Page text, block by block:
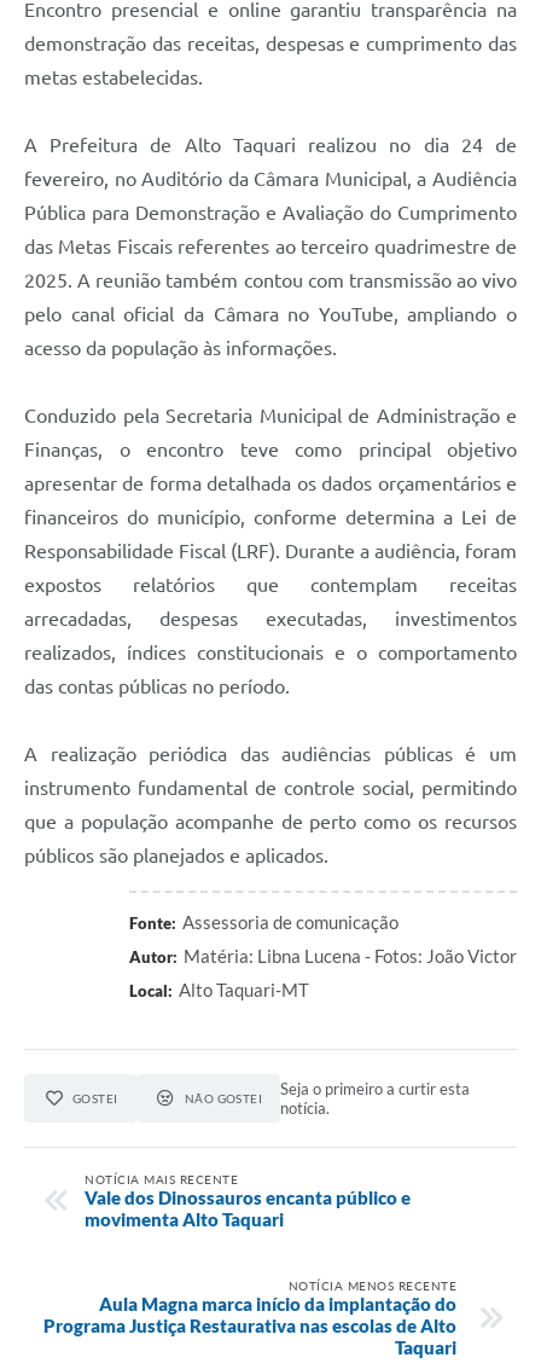
Encontro presencial e online garantiu transparência na
demonstração das receitas, despesas e cumprimento das
metas estabelecidas.
A Prefeitura de Alto Taquari realizou no dia 24 de
fevereiro, no Auditório da Câmara Municipal, a Audiência
Pública para Demonstração e Avaliação do Cumprimento
das Metas Fiscais referentes ao terceiro quadrimestre de
2025. A reunião também contou com transmissão ao vivo
pelo canal oficial da Câmara no YouTube, ampliando o
acesso da população às informações.
Conduzido pela Secretaria Municipal de Administração e
Finanças, o encontro teve como principal objetivo
apresentar de forma detalhada os dados orçamentários e
financeiros do município, conforme determina a Lei de
Responsabilidade Fiscal (LRF). Durante a audiência, foram
expostos relatórios que contemplam receitas
arrecadadas, despesas executadas, investimentos
realizados, índices constitucionais e o comportamento
das contas públicas no período.
A realização periódica das audiências públicas é um
instrumento fundamental de controle social, permitindo
que a população acompanhe de perto como os recursos
públicos são planejados e aplicados.
Fonte: Assessoria de comunicação
Autor: Matéria: Libna Lucena - Fotos: João Victor
Local: Alto Taquari-MT
GOSTEI NÃO GOSTEI
Seja o primeiro a curtir esta
notícia.
NOTÍCIA MAIS RECENTE
Vale dos Dinossauros encanta público e
movimenta Alto Taquari
NOTÍCIA MENOS RECENTE
Aula Magna marca início da implantação do
Programa Justiça Restaurativa nas escolas de Alto
Taquari